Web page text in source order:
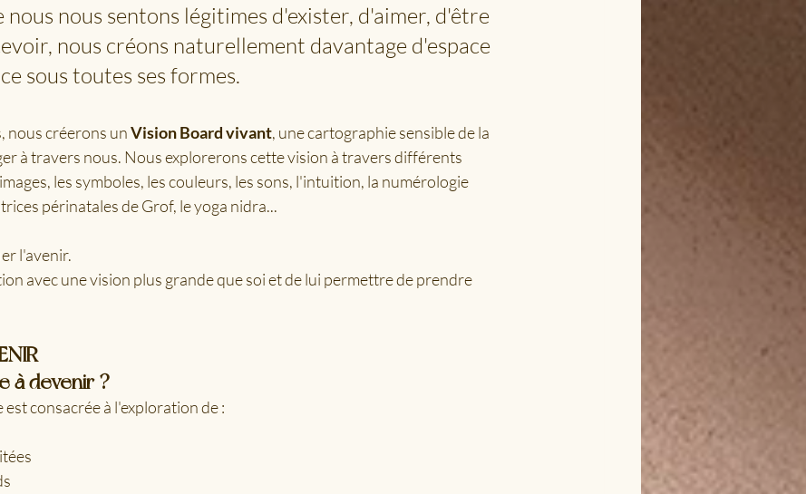
nous nous sentons légitimes d'exister, d'aimer, d'être
nous créons naturellement davantage d'espace
sous toutes ses formes.
nous créerons un Vision Board vivant, une cartographie sensible de la
à travers nous. Nous explorerons cette vision à travers différents
les symboles, les couleurs, les sons, l'intuition, la numérologie
périnatales de Grof, le yoga nidra...
l'avenir.
avec une vision plus grande que soi et de lui permettre de prendre
à devenir ?
consacrée à l'exploration de :